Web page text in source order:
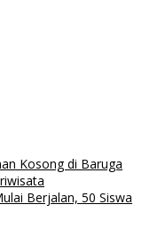
Kosong di Baruga
Berjalan, 50 Siswa